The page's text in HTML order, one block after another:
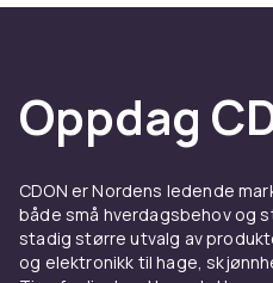
og sitrus til musk og
For de som
deres skal bli
silhuett, men som ikke
oppmerksomhet.
balanserte. De
Oppdag
CDON er Nordens ledende
både små hverdagsbehov og
stadig større utvalg av
og elektronikk til hage,